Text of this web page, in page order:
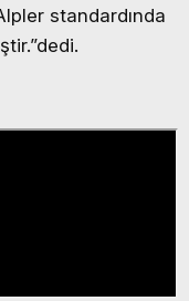
standardında